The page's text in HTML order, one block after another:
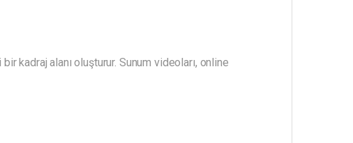
kadraj alanı oluşturur. Sunum videoları, online